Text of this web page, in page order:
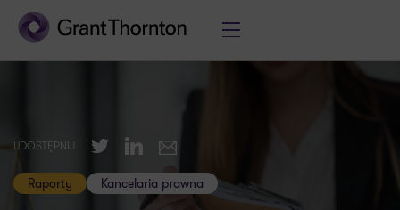
UDOSTĘPNIJ TwitterLinkedIn
E-mail
Raporty Kancelaria prawna